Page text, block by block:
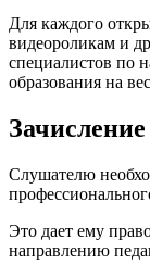
Для каждого
видеороликам и
специалистов по
образования на
Зачисление
Слушателю
Это дает ему
направлению